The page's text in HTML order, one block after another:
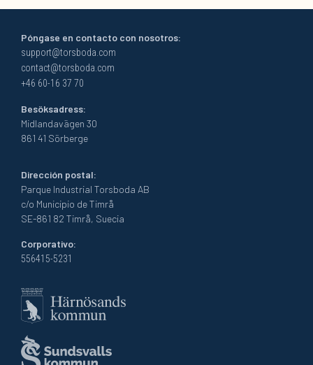
Póngase en contacto con nosotros:
support@torsboda.com
contact@torsboda.com
+46 60-16 37 70
Besöksadress:
Midlandavägen 30
861 41 Sörberge
Dirección postal:
Parque Industrial Torsboda AB
c/o Municipio de Timrå
SE-861 82 Timrå, Suecia
Corporativo:
556415-5231